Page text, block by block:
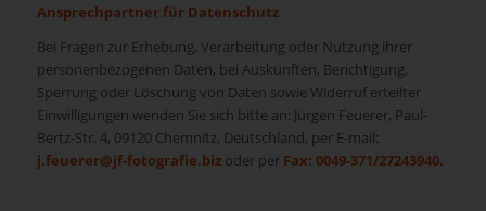
Ansprechpartner für Datenschutz
Bei Fragen zur Erhebung, Verarbeitung oder Nutzung ihrer
personenbezogenen Daten, bei Auskünften, Berichtigung,
Sperrung oder Löschung von Daten sowie Widerruf erteilter
Einwilligungen wenden Sie sich bitte an: Jürgen Feuerer, Paul-
Bertz-Str. 4, 09120 Chemnitz, Deutschland, per E-mail:
j.feuerer@jf-fotografie.bizoder per Fax: 0049-371/27243940.